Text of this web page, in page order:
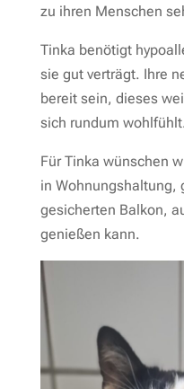
zu ihren Menschen
Tinka benötigt
sie gut verträgt. Ihre
bereit sein, dieses
sich rundum
Für Tinka wünschen
in Wohnungshaltung,
gesicherten Balkon,
genießen kann.